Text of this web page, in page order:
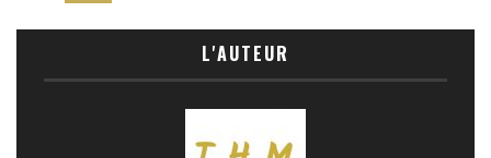
L'AUTEUR